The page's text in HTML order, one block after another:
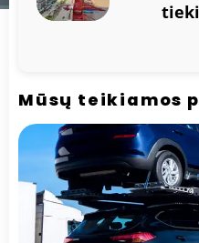
Rytų
grėsmė
Mūsų teikiamos